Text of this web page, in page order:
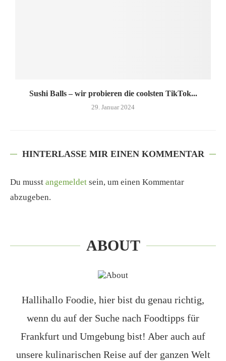
Sushi Balls – wir probieren die coolsten TikTok...
29. Januar 2024
HINTERLASSE MIR EINEN KOMMENTAR
Du musst angemeldet sein, um einen Kommentar
abzugeben.
ABOUT
Hallihallo Foodie, hier bist du genau richtig,
wenn du auf der Suche nach Foodtipps für
Frankfurt und Umgebung bist! Aber auch auf
unsere kulinarischen Reise auf der ganzen Welt